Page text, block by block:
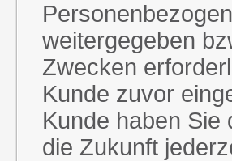
weitergegeben
Zwecken
Kunde zuvor
Kunde haben Sie
die Zukunft